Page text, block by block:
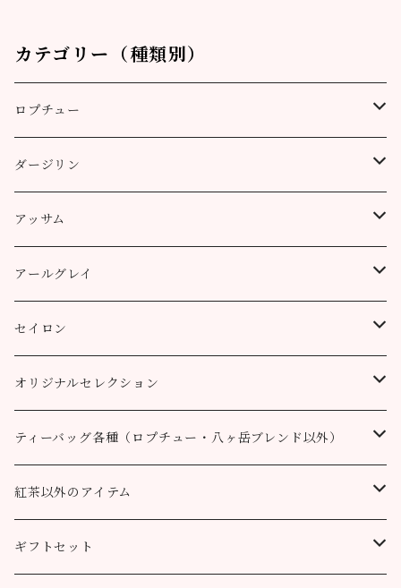
カテゴリー（種類別）
ロプチュー
缶（リーフ）
ティーバッグ
3個
10個
アルミ袋（リーフ）
100g
200g
ティーポット用ティーバッグ
ダージリン
プッタボン茶園
50g
100g
ハッピーバレー茶園
50g
100g
キャッスルトン茶園
50g
100g
ロヒーニ茶園
50g
100g
アッサム
リーフ
100g
200g
CTC
100g
200g
アールグレイ
アールグレイ
100g
200g
アールグレイ・オリジナルブレンド
100g
200g
セイロン
ウバ
100g
200g
ルフナ
100g
200g
オリジナルセレクション
八ヶ岳ブレンド
ティーバッグ30個入り
ティーバッグ70個入り
オーガニック （テミ茶園）
ニルギリ（カムラージ茶園）
ティーバッグ各種（ロプチュー・八ヶ岳ブレンド以外）
ティーバッグ10個
ティーバッグ20個
紅茶以外のアイテム
カレーパウダー
ギフトセット